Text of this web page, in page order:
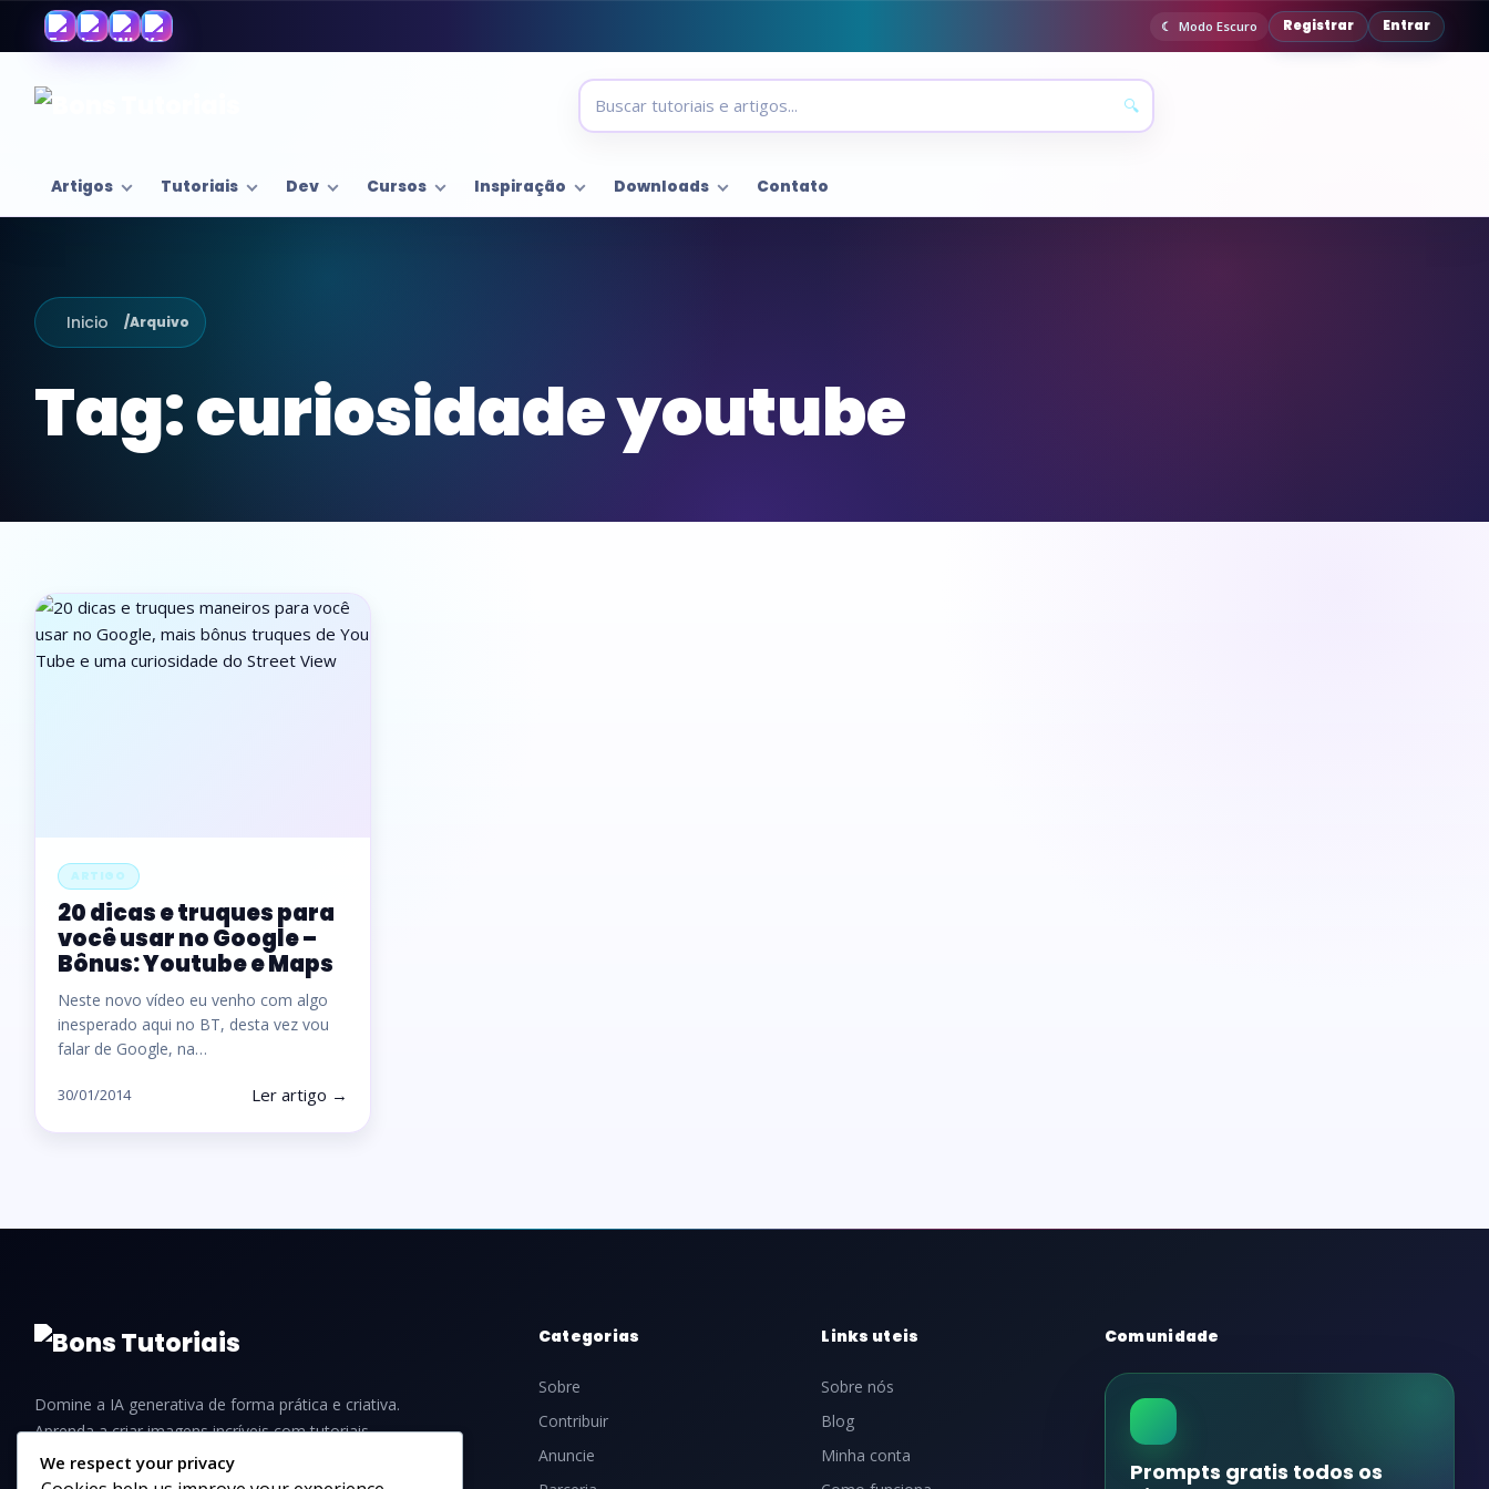
Modo Escuro Registrar Entrar
🔍
Artigos Tutoriais Dev Cursos Inspiração Downloads Contato
Inicio /Arquivo
Tag:curiosidade youtube
ARTIGO
20 dicas e truques para
você usar no Google –
Bônus: Youtube e Maps
Neste novo vídeo eu venho com algo
inesperado aqui no BT, desta vez vou
falar de Google, na…
30/01/2014 Ler artigo →
Domine a IA generativa de forma prática e criativa.
Aprenda a criar imagens incríveis com tutoriais,
guias e dicas para iniciantes e profissionais.
Categorias
Sobre
Contribuir
Anuncie
Links uteis
Sobre nós
Blog
Minha conta
Comunidade
Prompts gratis todos os
We respect your privacy